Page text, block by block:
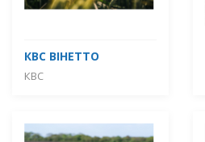
КВС ВІНЕТТО
КВС